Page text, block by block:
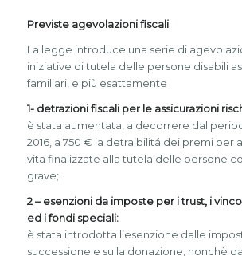
Previste agevolazioni fiscali
La legge introduce una serie di
iniziative di tutela delle persone disabili
familiari, e più esattamente
1- detrazioni fiscali per le assicurazioni
è stata aumentata, a decorrere dal
2016, a 750 € la detraibilitá dei premi per
vita finalizzate alla tutela delle persone
grave;
2 – esenzioni da imposte per i trust, i
ed i fondi speciali:
è stata introdotta l’esenzione dalle
successione e sulla donazione, nonchè